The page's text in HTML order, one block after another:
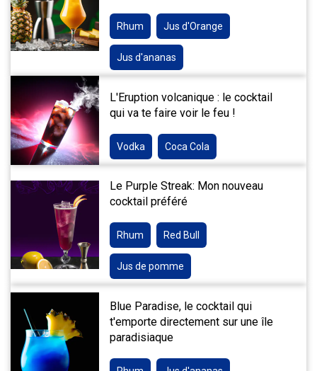
Rhum Jus d'Orange
Jus d'ananas
L'Eruption volcanique : le cocktail
qui va te faire voir le feu !
Vodka Coca Cola
Le Purple Streak: Mon nouveau
cocktail préféré
Rhum Red Bull
Jus de pomme
Blue Paradise, le cocktail qui
t'emporte directement sur une île
paradisiaque